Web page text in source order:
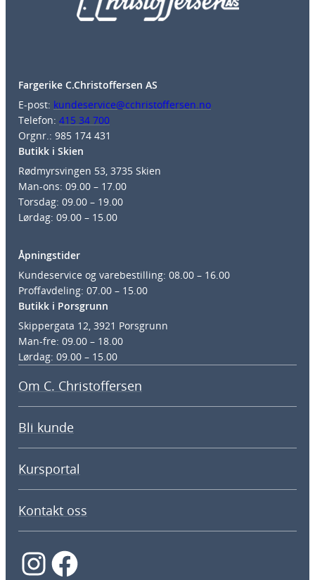
Fargerike C.Christoffersen AS
E-post: kundeservice@cchristoffersen.no
Telefon: 415 34 700
Orgnr.: 985 174 431
Butikk i Skien
Rødmyrsvingen 53, 3735 Skien
Man-ons: 09.00 – 17.00
Torsdag: 09.00 – 19.00
Lørdag: 09.00 – 15.00
Åpningstider
Kundeservice og varebestilling: 08.00 – 16.00
Proffavdeling: 07.00 – 15.00
Butikk i Porsgrunn
Skippergata 12, 3921 Porsgrunn
Man-fre: 09.00 – 18.00
Lørdag: 09.00 – 15.00
Om C. Christoffersen
Bli kunde
Kursportal
Kontakt oss
InstagramFacebook